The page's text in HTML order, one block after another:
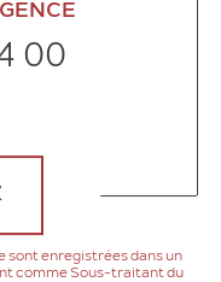
00
sont enregistrées dans un
comme Sous-traitant du